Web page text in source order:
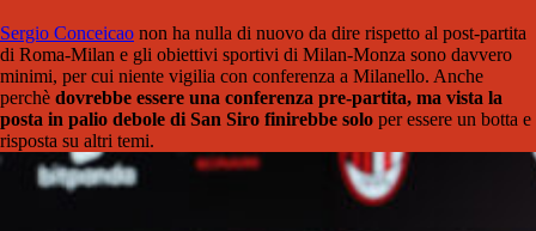
Sergio Conceicao non ha nulla di nuovo da dire rispetto al post-partita
di Roma-Milan e gli obiettivi sportivi di Milan-Monza sono davvero
minimi, per cui niente vigilia con conferenza a Milanello. Anche
perchè dovrebbe essere una conferenza pre-partita, ma vista la
posta in palio debole di San Siro finirebbe solo per essere un botta e
risposta su altri temi.